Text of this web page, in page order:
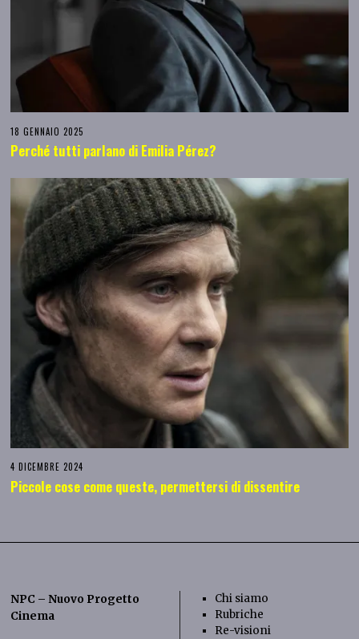
18 GENNAIO 2025
Perché tutti parlano di Emilia Pérez?
4 DICEMBRE 2024
Piccole cose come queste, permettersi di dissentire
NPC – Nuovo Progetto
Cinema
Chi siamo
Rubriche
Re-visioni